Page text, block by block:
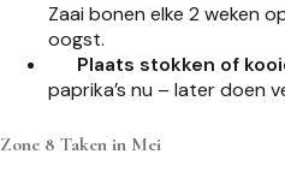
Zaai bonen elke 2 weken
oogst.
Plaats stokken of
paprika’s nu – later doen
Zone 8 Taken in Mei